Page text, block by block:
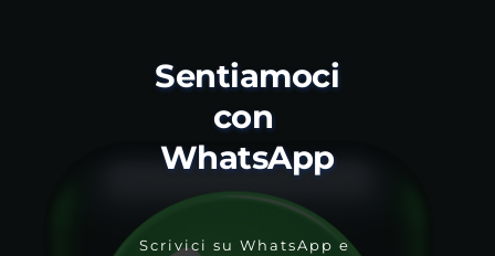
Sentiamoci
con
WhatsApp
Scrivici su WhatsApp e